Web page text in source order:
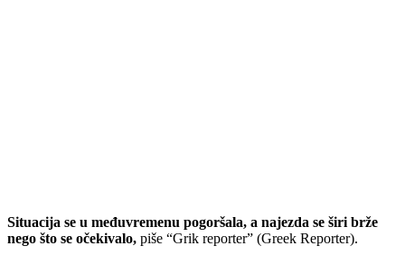
Situacija se u međuvremenu pogoršala, a najezda se širi brže
nego što se očekivalo, piše “Grik reporter” (Greek Reporter).